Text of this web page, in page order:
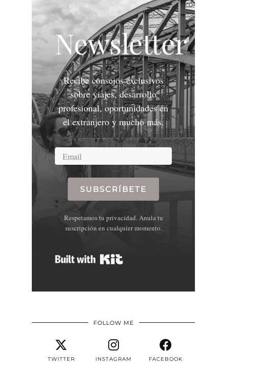
Newsletter
Recibe consejos exclusivos
sobre viajes, desarrollo
profesional, oportunidades en
el extranjero y mucho más.
SUBSCRÍBETE
Respetamos tu privacidad. Anula tu
suscripción en cualquier momento.
FOLLOW ME
TWITTER INSTAGRAM FACEBOOK